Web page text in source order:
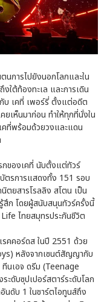
นการไปยังนอกโลกและใน
ใต้ท้องทะเล และการเดิน
บ เคที่ เพอร์รี่ ตั้งแต่อดีต
เห็นมาก่อน ทำให้ทุกที่นั่งใน
ที่พร้อมด้วยวงและแดน
กของเคที่ นับตั้งแต่ทัวร์
ตรการแสดงทั้ง 151 รอบ
ตยสารโรลลิง สโตน เป็น
สึก โดยผู้สนับสนุนทัวร์ครั้งนี้
ไทยสมุทรประกันชีวิต
รคคอร์ดส ในปี 2551 ด้วย
หลังจากเซนต์สัญญากับ
นเอจ ดรีม (Teenage
ะดับซุปเปอร์สตาร์ระดับโลก
ดับ 1 ในชาร์ตไอทูนส์ถึง